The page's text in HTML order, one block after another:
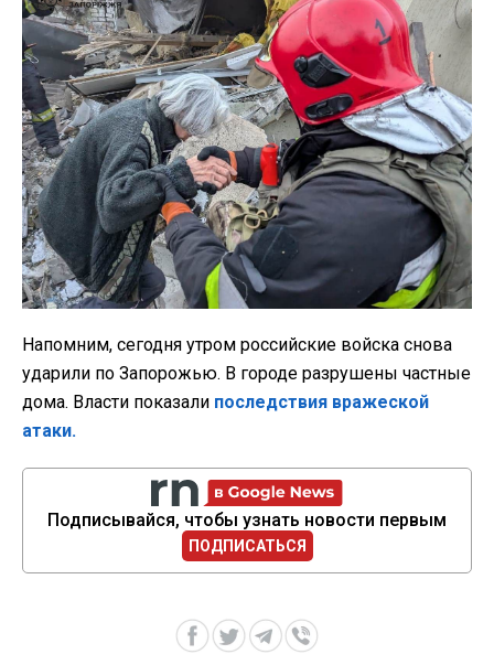
Напомним, сегодня утром российские войска снова
ударили по Запорожью. В городе разрушены частные
дома. Власти показали последствия вражеской
атаки.
Подписывайся, чтобы узнать новости первым
ПОДПИСАТЬСЯ